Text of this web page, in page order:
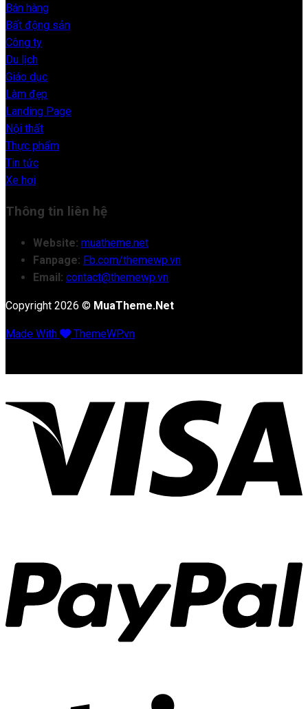
Bán hàng
Bất động sản
Công ty
Du lịch
Giáo dục
Làm đẹp
Landing Page
Nội thất
Thực phẩm
Tin tức
Xe hơi
Thông tin liên hệ
Website: muatheme.net
Fanpage: Fb.com/themewp.vn
Email: contact@themewp.vn
Copyright 2026 © MuaTheme.Net
Made With ThemeWP.vn